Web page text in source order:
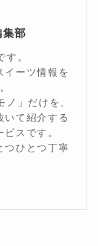
部
。
イーツ情報を
ノ」だけを、
いて紹介する
スです。
つひとつ丁寧